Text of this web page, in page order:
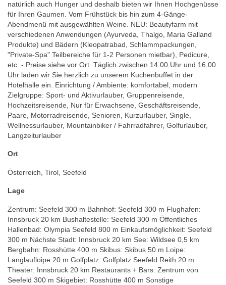
natürlich auch Hunger und deshalb bieten wir Ihnen Hochgenüsse
für Ihren Gaumen. Vom Frühstück bis hin zum 4-Gänge-
Abendmenü mit ausgewählten Weine. NEU: Beautyfarm mit
verschiedenen Anwendungen (Ayurveda, Thalgo, Maria Galland
Produkte) und Bädern (Kleopatrabad, Schlammpackungen,
"Private-Spa" Teilbereiche für 1-2 Personen mietbar), Pedicure,
etc. - Preise siehe vor Ort. Täglich zwischen 14.00 Uhr und 16.00
Uhr laden wir Sie herzlich zu unserem Kuchenbuffet in der
Hotelhalle ein. Einrichtung / Ambiente: komfortabel, modern
Zielgruppe: Sport- und Aktivurlauber, Gruppenreisende,
Hochzeitsreisende, Nur für Erwachsene, Geschäftsreisende,
Paare, Motorradreisende, Senioren, Kurzurlauber, Single,
Wellnessurlauber, Mountainbiker / Fahrradfahrer, Golfurlauber,
Langzeiturlauber
Ort
Österreich, Tirol, Seefeld
Lage
Zentrum: Seefeld 300 m Bahnhof: Seefeld 300 m Flughafen:
Innsbruck 20 km Bushaltestelle: Seefeld 300 m Öffentliches
Hallenbad: Olympia Seefeld 800 m Einkaufsmöglichkeit: Seefeld
300 m Nächste Stadt: Innsbruck 20 km See: Wildsee 0,5 km
Bergbahn: Rosshütte 400 m Skibus: Skibus 50 m Loipe:
Langlaufloipe 20 m Golfplatz: Golfplatz Seefeld Reith 20 m
Theater: Innsbruck 20 km Restaurants + Bars: Zentrum von
Seefeld 300 m Skigebiet: Rosshütte 400 m Sonstige